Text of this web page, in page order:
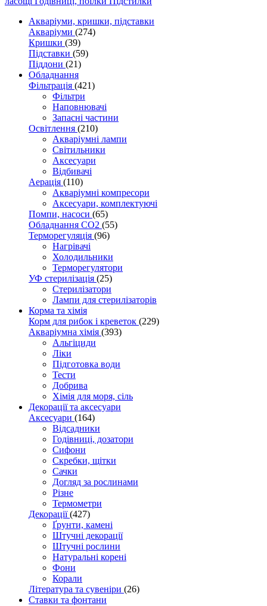
Акваріуми, кришки, підставки
Акваріуми (274)
Кришки (39)
Підставки (59)
Піддони (21)
Обладнання
Фільтрація (421)
Фільтри
Наповнювачі
Запасні частини
Освітлення (210)
Акваріумні лампи
Світильники
Аксесуари
Відбивачі
Аерація (110)
Акваріумні компресори
Аксесуари, комплектуючі
Помпи, насоси (65)
Обладнання CO2 (55)
Терморегуляція (96)
Нагрівачі
Холодильники
Терморегулятори
УФ стерилізація (25)
Стерилізатори
Лампи для стерилізаторів
Корма та хімія
Корм для рибок і креветок (229)
Акваріумна хімія (393)
Альгіциди
Ліки
Підготовка води
Тести
Добрива
Хімія для моря, сіль
Декорації та аксесуари
Аксесуари (164)
Відсадники
Годівниці, дозатори
Сифони
Скребки, щітки
Сачки
Догляд за рослинами
Різне
Термометри
Декорації(427)
Ґрунти, камені
Штучні декорації
Штучні рослини
Натуральні корені
Фони
Корали
Література та сувеніри (26)
Ставки та фонтани